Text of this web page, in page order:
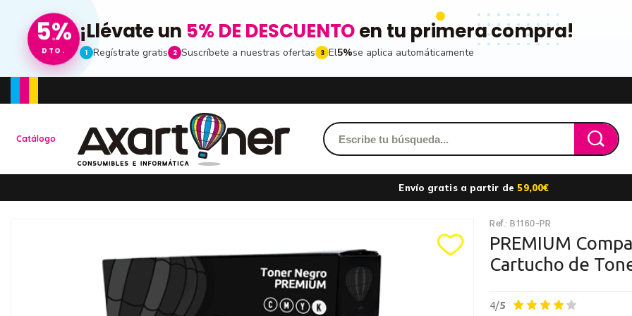
5%
DTO.
¡Llévate un 5% DE DESCUENTOen tu primera compra!
1 Regístrate gratis 2 Suscríbete a nuestras ofertas 3 El5%se aplica automáticamente
Toda la informacion
Ten una visión completa de dónde está tu pedido y accede a tu historial
de compras
Promociones especiales
Ventajas para miembros
Accede a descuentos exclusivos y ofertas en toda la gama de
consumibles e informática.
Accede
Catálogo
Envío gratis a partir de 59,00€
Ref.: B1160-PR
PREMIUM
Cartucho de
4/5